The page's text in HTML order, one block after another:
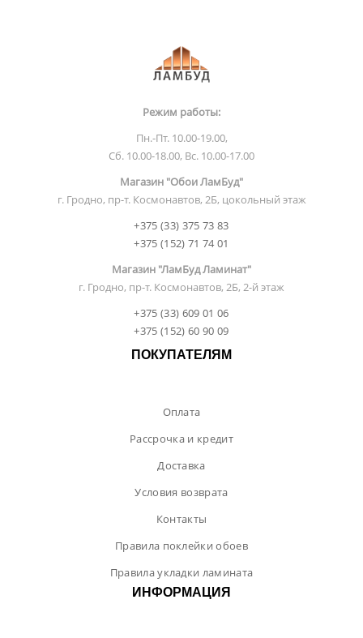
Режим работы:
Пн.-Пт. 10.00-19.00,
Сб. 10.00-18.00, Вс. 10.00-17.00
Магазин "Обои ЛамБуд"
г. Гродно, пр-т. Космонавтов, 2Б, цокольный этаж
+375 (33) 375 73 83
+375 (152) 71 74 01
Магазин "ЛамБуд Ламинат"
г. Гродно, пр-т. Космонавтов, 2Б, 2-й этаж
+375 (33) 609 01 06
+375 (152) 60 90 09
ПОКУПАТЕЛЯМ
Оплата
Рассрочка и кредит
Доставка
Условия возврата
Контакты
Правила поклейки обоев
Правила укладки ламината
ИНФОРМАЦИЯ